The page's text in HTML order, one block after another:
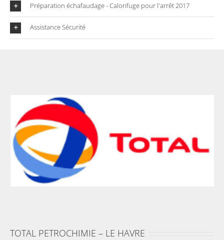
Préparation échafaudage - Calorifuge pour l'arrêt 2017
Assistance Sécurité
TOTAL PETROCHIMIE – LE HAVRE